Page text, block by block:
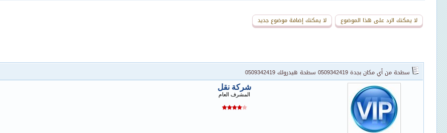
لا يمكنك الرد على هذا الموضوع لا يمكنك إضافة موضوع جديد
سطحة من أي مكان بجدة 0509342419 سطحة هيدرولك 0509342419
شركة نقل
المشرف العام